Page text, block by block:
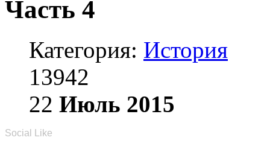
Часть 4
Категория: История
13942
22 Июль 2015
Social Like